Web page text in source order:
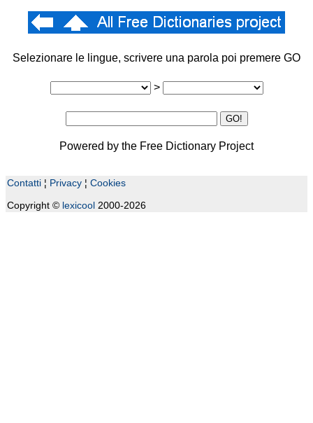
Selezionare le lingue, scrivere una parola poi premere GO
>
Powered by the Free Dictionary Project
Contatti ¦ Privacy ¦ Cookies
Copyright © lexicool 2000-2026